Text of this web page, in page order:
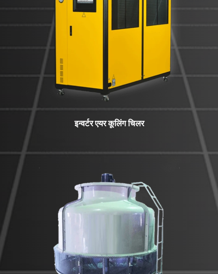
इन्वर्टर एयर कूलिंग चिलर